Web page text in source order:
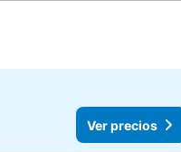
Ver precios